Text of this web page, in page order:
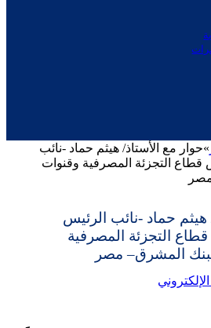
»حوار مع الأستاذ/ هيثم حماد -نائب
قطاع التجزئة المصرفية وقنوات
هيثم حماد -نائب الرئيس
قطاع التجزئة المصرفية
المشرق– مصر
الإلكتروني